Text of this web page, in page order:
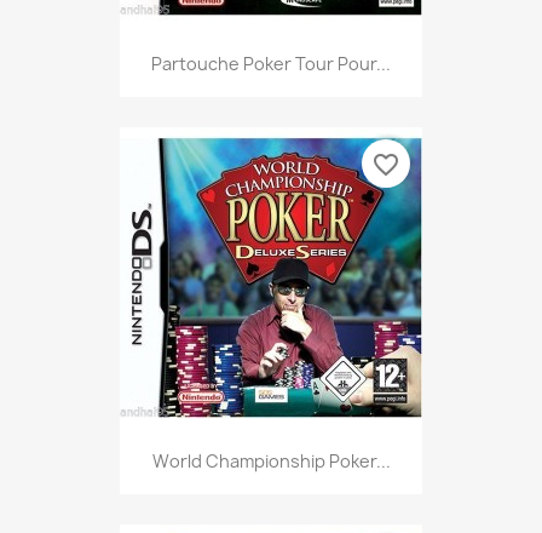
Partouche Poker Tour Pour...
World Championship Poker...
favorite_border